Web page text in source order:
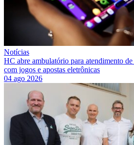
Notícias
HC abre ambulatório para atendimento
com jogos e apostas eletrônicas
04 ago 2026